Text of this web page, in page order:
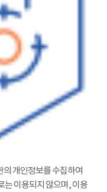
개인정보를 수집하여
는 이용되지 않으며, 이용